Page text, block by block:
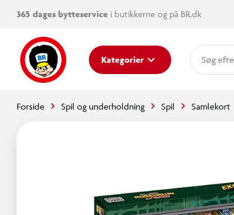
365 dages bytteservice i butikkerne og på BR.dk
Kategorier
Forside Spil og underholdning Spil Samlekort